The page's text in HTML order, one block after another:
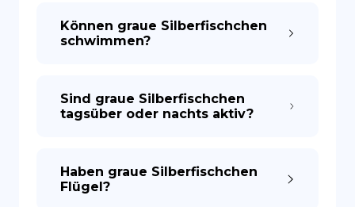
Können graue Silberfischchen
schwimmen?
Sind graue Silberfischchen
tagsüber oder nachts aktiv?
Haben graue Silberfischchen
Flügel?